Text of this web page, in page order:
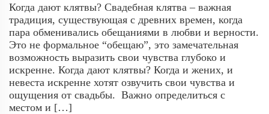
Когда дают клятвы? Свадебная клятва – важная
традиция, существующая с древних времен, когда
пара обменивались обещаниями в любви и верности.
Это не формальное “обещаю”, это замечательная
возможность выразить свои чувства глубоко и
искренне. Когда дают клятвы? Когда и жених, и
невеста искренне хотят озвучить свои чувства и
ощущения от свадьбы. Важно определиться с
местом и […]